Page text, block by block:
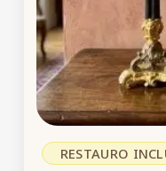
RESTAURO